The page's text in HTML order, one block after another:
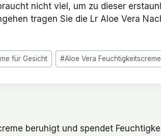
nicht viel, um zu dieser
tragen Sie die Lr Aloe Vera
für Gesicht #Aloe Vera Feuchtigkeitscreme
beruhigt und spendet